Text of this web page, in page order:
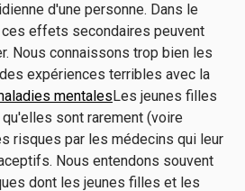
d'une personne. Dans le
effets secondaires peuvent
Nous connaissons trop bien les
expériences terribles avec la
mentalesLes jeunes filles
sont rarement (voire
risques par les médecins qui leur
Nous entendons souvent
dont les jeunes filles et les